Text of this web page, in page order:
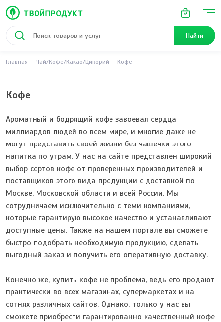
Найти
Главная Чай/Кофе/Какао/Цикорий Кофе
Кофе
Ароматный и бодрящий кофе завоевал сердца
миллиардов людей во всем мире, и многие даже не
могут представить своей жизни без чашечки этого
напитка по утрам. У нас на сайте представлен широкий
выбор сортов кофе от проверенных производителей и
поставщиков этого вида продукции с доставкой по
Москве, Московской области и всей России. Мы
сотрудничаем исключительно с теми компаниями,
которые гарантирую высокое качество и устанавливают
доступные цены. Также на нашем портале вы сможете
быстро подобрать необходимую продукцию, сделать
выгодный заказ и получить его оперативную доставку.
Конечно же, купить кофе не проблема, ведь его продают
практически во всех магазинах, супермаркетах и на
сотнях различных сайтов. Однако, только у нас вы
сможете приобрести гарантированно качественный кофе